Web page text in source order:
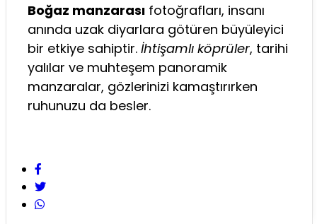
Boğaz manzarası fotoğrafları, insanı
anında uzak diyarlara götüren büyüleyici
bir etkiye sahiptir. İhtişamlı köprüler, tarihi
yalılar ve muhteşem panoramik
manzaralar, gözlerinizi kamaştırırken
ruhunuzu da besler.